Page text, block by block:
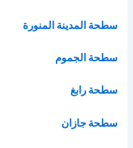
سطحة المدينة المنورة
سطحة الجموم
سطحة رابغ
سطحة جازان